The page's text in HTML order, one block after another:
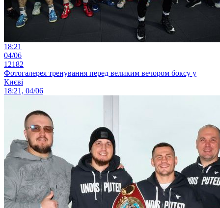
18:21
04/06
12182
Фотогалерея тренування перед великим вечором боксу у
Києві
18:21, 04/06